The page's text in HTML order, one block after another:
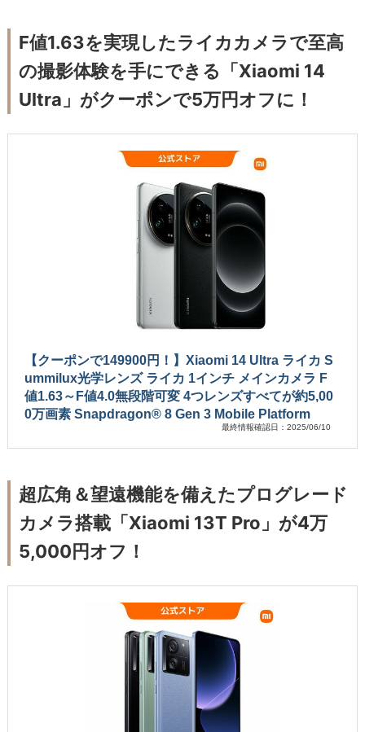
F値1.63を実現したライカカメラで至高
の撮影体験を手にできる「Xiaomi 14
Ultra」がクーポンで5万円オフに！
【クーポンで149900円！】Xiaomi 14 Ultra ライカ S
ummilux光学レンズ ライカ 1インチ メインカメラ F
値1.63～F値4.0無段階可変 4つレンズすべてが約5,00
0万画素 Snapdragon® 8 Gen 3 Mobile Platform
最終情報確認日：2025/06/10
超広角＆望遠機能を備えたプログレード
カメラ搭載「Xiaomi 13T Pro」が4万
5,000円オフ！